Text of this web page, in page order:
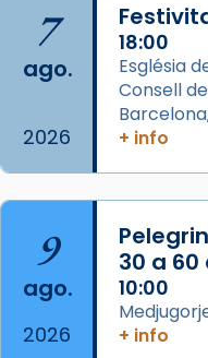
de Barcelona.
2 weeks ago
Aquest dilluns, 27
missa d’acció
comitè
L’arquebisbe de
Josep Omella,
concelebrat el
Mons. David
📸 Dr. G. Simón
7
ago.
2026
18:00
Església
Consell
+ info
9
ago.
2026
30 a
10:00
+ info